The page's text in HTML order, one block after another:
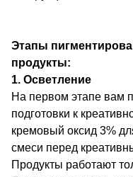
Этапы
продукты:
1. Осветление
На первом этапе вам
подготовки к
кремовый оксид 3%
смеси перед
Продукты работают